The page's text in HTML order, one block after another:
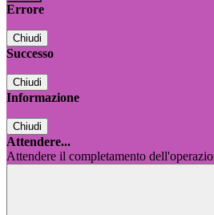
Errore
Chiudi
Successo
Chiudi
Informazione
Chiudi
Attendere...
Attendere il completamento